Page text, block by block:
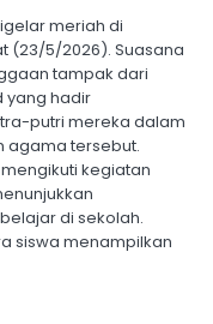
meriah di
(23/5/2026). Suasana
tampak dari
yang hadir
putri mereka dalam
agama tersebut.
kegiatan
di sekolah.
siswa menampilkan